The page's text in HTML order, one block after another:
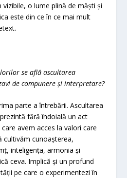
o lume plină de măști și
este din ce în ce mai mult
se află ascultarea
de compunere și interpretare?
parte a întrebării. Ascultarea
fără îndoială un act
avem acces la valori care
cultivăm cunoașterea,
inteligența, armonia și
ceva. Implică și un profund
pe care o experimentezi în